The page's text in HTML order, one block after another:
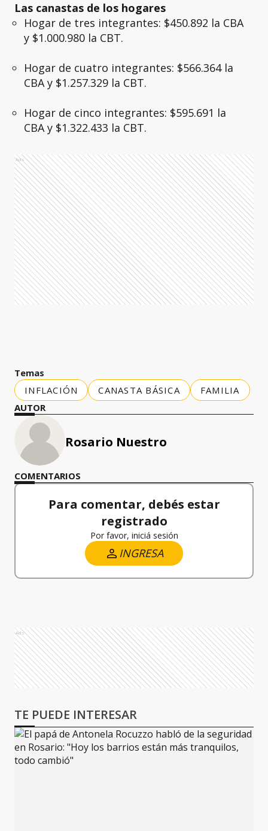
Las canastas de los hogares
Hogar de tres integrantes: $450.892 la CBA
y $1.000.980 la CBT.
Hogar de cuatro integrantes: $566.364 la
CBA y $1.257.329 la CBT.
Hogar de cinco integrantes: $595.691 la
CBA y $1.322.433 la CBT.
Ads
Temas
INFLACIÓN
CANASTA BÁSICA
FAMILIA
AUTOR
Rosario Nuestro
COMENTARIOS
Para comentar, debés estar
registrado
Por favor, iniciá sesión
INGRESA
Ads
TE PUEDE INTERESAR